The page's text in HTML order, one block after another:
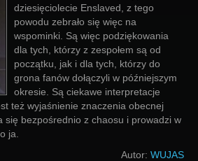
dziesięciolecie Enslaved, z tego
powodu zebrało się więc na
wspominki. Są więc podziękowania
dla tych, którzy z zespołem są od
początku, jak i dla tych, którzy do
grona fanów dołączyli w późniejszym
okresie. Są ciekawe interpretacje
też wyjaśnienie znaczenia obecnej
się bezpośrednio z chaosu i prowadzi w
ja.
Autor: WUJAS